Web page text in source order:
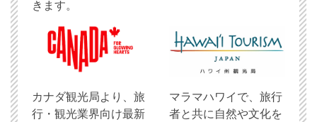
きます。
​カナダ観光局より、旅
行・観光業界向け最新
マラマハワイで、旅行
者と共に自然や文化を